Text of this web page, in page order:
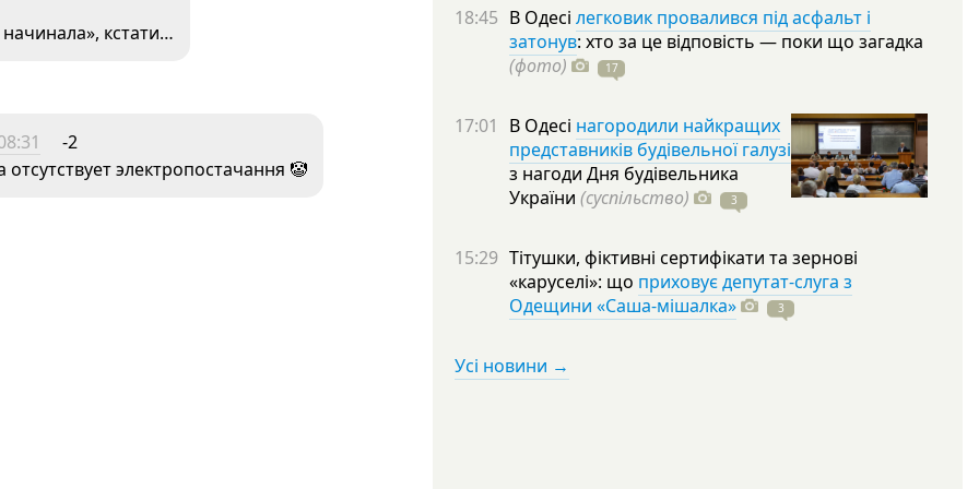
кстати…
-2
электропостачання 🤡
18:45 В Одесі легковик провалився під асфальт і
затонув: хто за це відповість — поки що загадка
(фото)
17
17:01 В Одесі нагородили найкращих
представників будівельної галузі
з нагоди Дня будівельника
України (суспільство) 3
15:29 Тітушки, фіктивні сертифікати та зернові
«каруселі»: що приховує депутат-слуга з
Одещини «Саша-мішалка»
3
Усі новини →